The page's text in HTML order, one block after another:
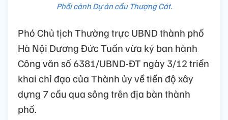
Phối cảnh Dự án cầu Thượng Cát.
Phó Chủ tịch Thường trực UBND thành phố
Hà Nội Dương Đức Tuấn vừa ký ban hành
Công văn số 6381/UBND-ĐT ngày 3/12 triển
khai chỉ đạo của Thành ủy về tiến độ xây
dựng 7 cầu qua sông trên địa bàn thành
phố.